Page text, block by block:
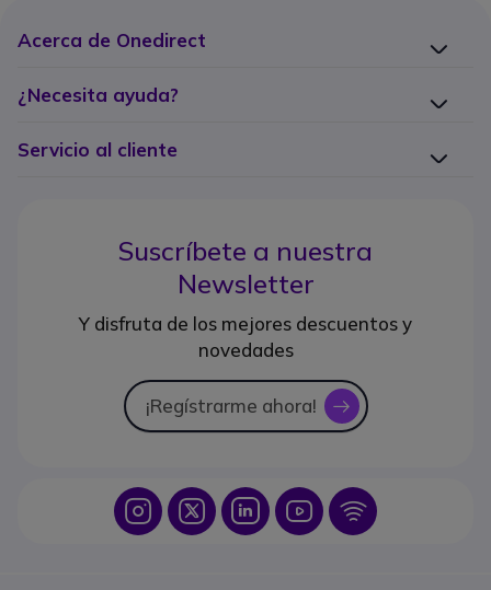
Acerca de Onedirect
¿Necesita ayuda?
Servicio al cliente
Suscríbete a nuestra
Newsletter
Y disfruta de los mejores descuentos y
novedades
¡Regístrarme ahora! icon
Icon IconIcon Icon Icon